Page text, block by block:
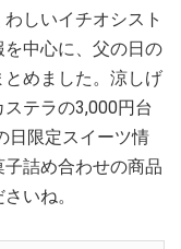
しいイチオシスト
中心に、父の日の
めました。涼しげ
テラの3,000円台
日限定スイーツ情
詰め合わせの商品
いね。